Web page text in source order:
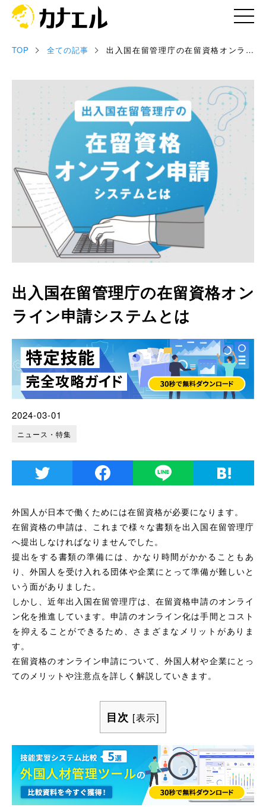
記事
お役立ち資料
セミナー情報
専門家情報
TOP 全ての記事
出入国在留管理庁の在留資格オンライ
出入国在留管理庁の在留資格オン
ライン申請システムとは
2024-03-01
ニュース・特集
外国人が日本で働くためには在留資格が必要になります。
在留資格の申請は、これまで様々な書類を出入国在留管理庁
へ提出しなければなりませんでした。
提出をする書類の準備には、かなり時間がかかることもあ
り、外国人を受け入れる団体や企業にとって準備が難しいと
いう面がありました。
しかし、近年出入国在留管理庁は、在留資格申請のオンライ
ン化を推進しています。申請のオンライン化は手間とコスト
を抑えることができるため、さまざまなメリットがありま
す。
在留資格のオンライン申請について、外国人材や企業にとっ
てのメリットや注意点を詳しく解説していきます。
目次 [表示]